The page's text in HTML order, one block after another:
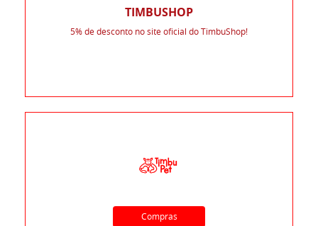
TIMBUSHOP
5% de desconto no site oficial do TimbuShop!
Compras